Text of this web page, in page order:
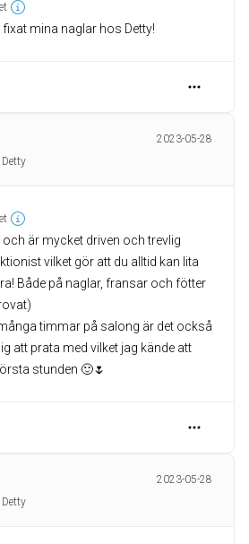
mina naglar hos Detty!
2023-05-28
och är mycket driven och trevlig
vilket gör att du alltid kan lita
Både på naglar, fransar och fötter
timmar på salong är det också
att prata med vilket jag kände att
stunden 🙂🌷
2023-05-28